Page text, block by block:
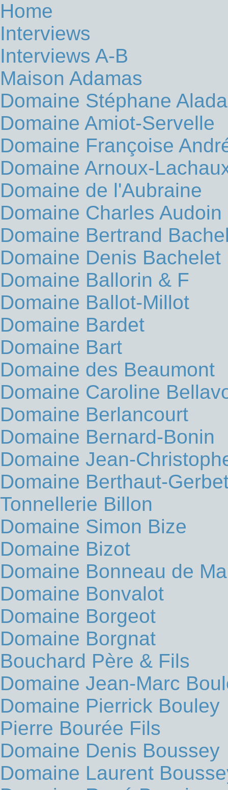
Home
Interviews
Interviews A-B
Maison Adamas
Domaine Stéphane
Domaine Amiot-Servelle
Domaine Françoise
Domaine Arnoux-
Domaine de l'Aubraine
Domaine Charles Audoin
Domaine Bertrand
Domaine Denis Bachelet
Domaine Ballorin & F
Domaine Ballot-Millot
Domaine Bardet
Domaine Bart
Domaine des Beaumont
Domaine Caroline
Domaine Berlancourt
Domaine Bernard-Bonin
Domaine Jean-
Domaine Berthaut-
Tonnellerie Billon
Domaine Simon Bize
Domaine Bizot
Domaine Bonneau de
Domaine Bonvalot
Domaine Borgeot
Domaine Borgnat
Bouchard Père & Fils
Domaine Jean-Marc
Domaine Pierrick Bouley
Pierre Bourée Fils
Domaine Denis Boussey
Domaine Laurent